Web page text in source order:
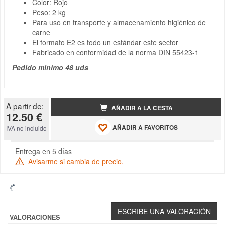
Color: Rojo
Peso: 2 kg
Para uso en transporte y almacenamiento higiénico de
carne
El formato E2 es todo un estándar este sector
Fabricado en conformidad de la norma DIN 55423-1
Pedido minimo 48 uds
A partir de:
12.50 €
IVA no incluido
AÑADIR A LA CESTA
AÑADIR A FAVORITOS
Entrega en 5 días
Avisarme si cambia de precio.
VALORACIONES